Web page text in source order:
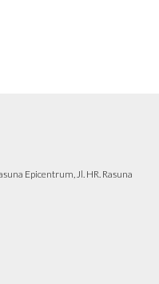
Epicentrum, Jl. HR. Rasuna